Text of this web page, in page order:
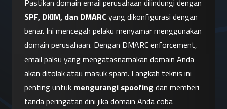
SPF, DKIM, dan DMARC yang dikonfigurasi dengan
benar. Ini mencegah pelaku menyamar menggunakan
domain perusahaan. Dengan DMARC enforcement,
email palsu yang mengatasnamakan domain Anda
akan ditolak atau masuk spam. Langkah teknis ini
penting untuk mengurangi spoofing dan memberi
tanda peringatan dini jika domain Anda coba